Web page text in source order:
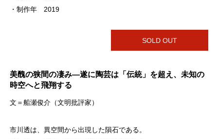
・制作年 2019
SOLD OUT
美醜の狭間の凄み―遂に陶芸は「伝統」を超え、未知の
時空へと飛翔する
文＝船瀬俊介（文明批評家）
市川透は、異空間から出現した隕石である。